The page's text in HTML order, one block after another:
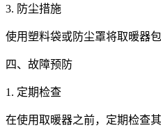
3. 防尘措施
使用塑料袋或防尘罩将取暖器
四、故障预防
1. 定期检查
在使用取暖器之前，定期检查